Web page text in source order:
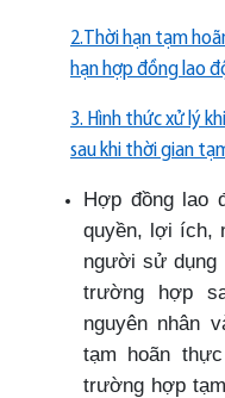
2.Thời hạn tạm
hạn hợp đồng lao
3. Hình thức xử lý
sau khi thời gian
Hợp đồng lao
quyền, lợi ích,
người sử dụng
trường hợp
nguyên nhân
tạm hoãn
trường hợp